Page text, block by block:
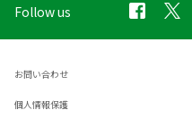
Follow us
お問い合わせ
個人情報保護